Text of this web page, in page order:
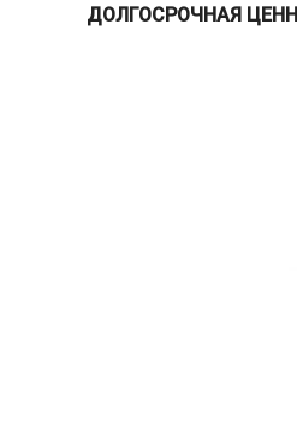
ДОЛГОСРОЧНАЯ